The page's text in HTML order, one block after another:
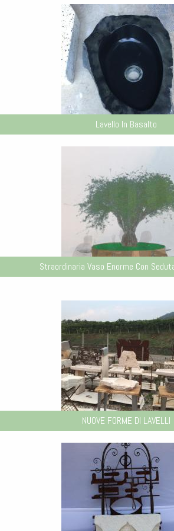
Lavello In Basalto
Straordinaria Vaso Enorme Con
NUOVE FORME DI LAVELLI